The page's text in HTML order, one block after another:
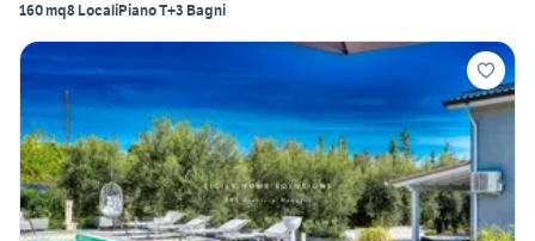
160 mq8 LocaliPiano T+3 Bagni